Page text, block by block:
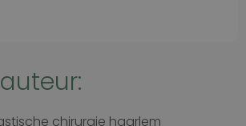
OnTheGoSystems
Ltd.